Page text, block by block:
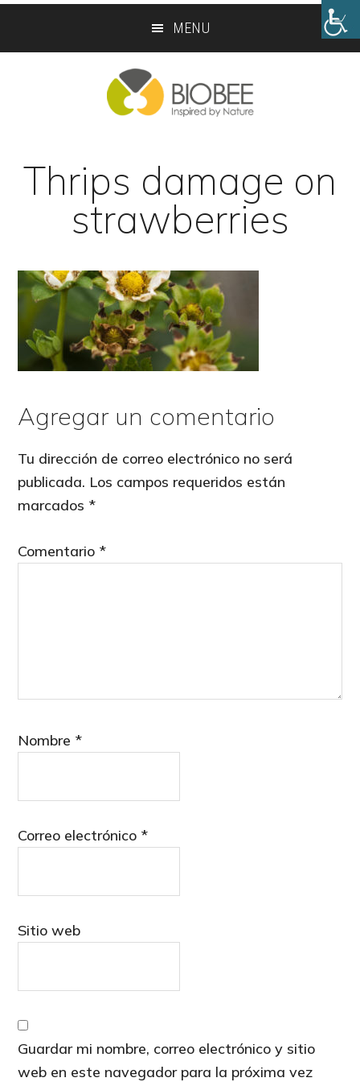
MENU
Thrips damage on
strawberries
Reader
Interactions
Agregar un comentario
Tu dirección de correo electrónico no será
publicada. Los campos requeridos están
marcados *
Comentario *
Nombre *
Correo electrónico *
Sitio web
Guardar mi nombre, correo electrónico y sitio
web en este navegador para la próxima vez